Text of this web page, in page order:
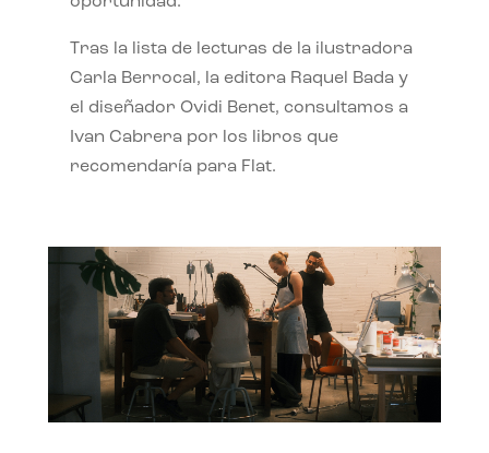
Tras la lista de lecturas de la ilustradora
Carla Berrocal, la editora Raquel Bada y
el diseñador Ovidi Benet, consultamos a
Ivan Cabrera por los libros que
recomendaría para Flat.